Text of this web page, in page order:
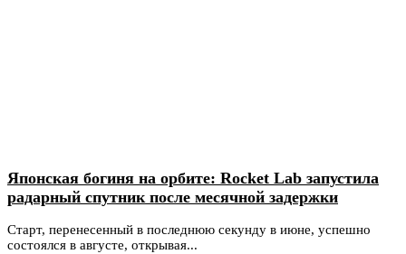
Японская богиня на орбите: Rocket Lab запустила
радарный спутник после месячной задержки
Старт, перенесенный в последнюю секунду в июне, успешно
состоялся в августе, открывая...